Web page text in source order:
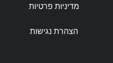
מדיניות פרטיות
הצהרת נגישות